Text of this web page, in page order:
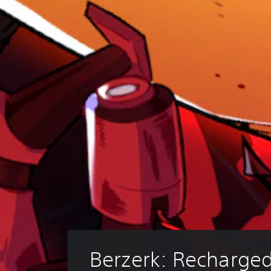
Berzerk: